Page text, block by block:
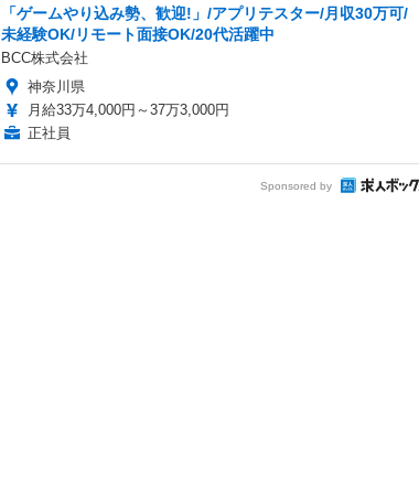
「ゲームやり込み勢、歓迎!」/アプリテスター/月収30万可/
未経験OK/リモート面接OK/20代活躍中
BCC株式会社
神奈川県
月給33万4,000円～37万3,000円
正社員
Sponsored by